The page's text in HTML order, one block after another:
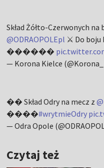
Skład Żółto-Czerwonych
@ODRAOPOLEpl ⚔️ Do boju
������
— Korona Kielce
�� Skład Odry na mecz z
����#wrytmieOdry
— Odra Opole
Czytaj też